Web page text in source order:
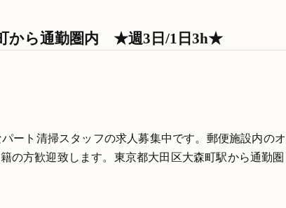
町から通勤圏内 ★週3日/1日3h★
ート清掃スタッフの求人募集中です。郵便施設内のオ
の方歓迎致します。東京都大田区大森町駅から通勤圏